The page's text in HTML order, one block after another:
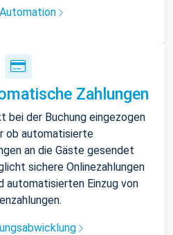
Zahlungen
bei der Buchung eingezogen
ob automatisierte
an die Gäste gesendet
sichere Onlinezahlungen
automatisierten Einzug von